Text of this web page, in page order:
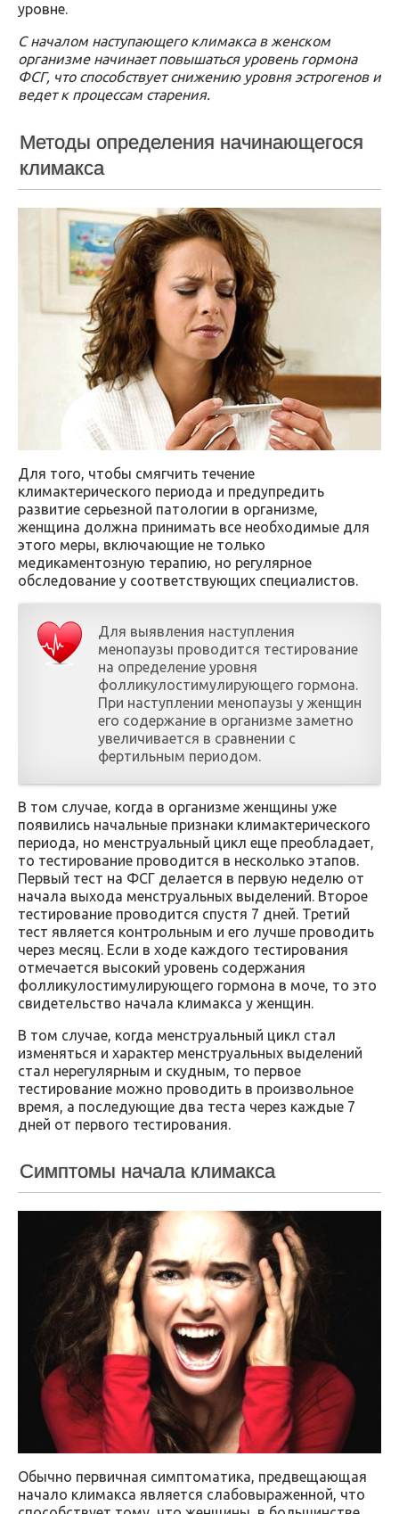
уровне.
С началом наступающего климакса в женском
организме начинает повышаться уровень гормона
ФСГ, что способствует снижению уровня эстрогенов и
ведет к процессам старения.
Методы определения начинающегося
климакса
Для того, чтобы смягчить течение
климактерического периода и предупредить
развитие серьезной патологии в организме,
женщина должна принимать все необходимые для
этого меры, включающие не только
медикаментозную терапию, но регулярное
обследование у соответствующих специалистов.
Для выявления наступления
менопаузы проводится тестирование
на определение уровня
фолликулостимулирующего гормона.
При наступлении менопаузы у женщин
его содержание в организме заметно
увеличивается в сравнении с
фертильным периодом.
В том случае, когда в организме женщины уже
появились начальные признаки климактерического
периода, но менструальный цикл еще преобладает,
то тестирование проводится в несколько этапов.
Первый тест на ФСГ делается в первую неделю от
начала выхода менструальных выделений. Второе
тестирование проводится спустя 7 дней. Третий
тест является контрольным и его лучше проводить
через месяц. Если в ходе каждого тестирования
отмечается высокий уровень содержания
фолликулостимулирующего гормона в моче, то это
свидетельство начала климакса у женщин.
В том случае, когда менструальный цикл стал
изменяться и характер менструальных выделений
стал нерегулярным и скудным, то первое
тестирование можно проводить в произвольное
время, а последующие два теста через каждые 7
дней от первого тестирования.
Симптомы начала климакса
Обычно первичная симптоматика, предвещающая
начало климакса является слабовыраженной, что